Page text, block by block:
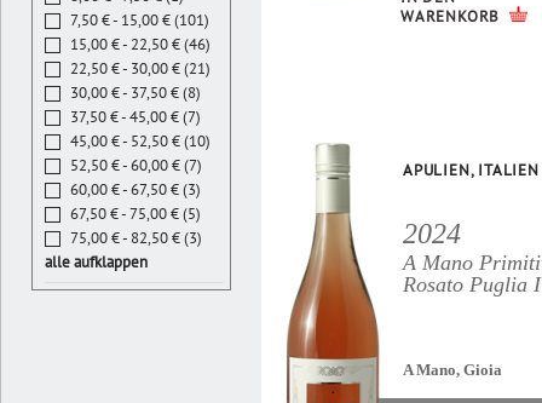
WARENKORB
APULIEN, ITALIEN
2024
A Mano
Rosato Puglia
A Mano, Gioia
7,50 € - 15,00 € (101)
15,00 € - 22,50 € (46)
22,50 € - 30,00 € (21)
30,00 € - 37,50 € (8)
37,50 € - 45,00 € (7)
45,00 € - 52,50 € (10)
52,50 € - 60,00 € (7)
60,00 € - 67,50 € (3)
67,50 € - 75,00 € (5)
75,00 € - 82,50 € (3)
alle aufklappen